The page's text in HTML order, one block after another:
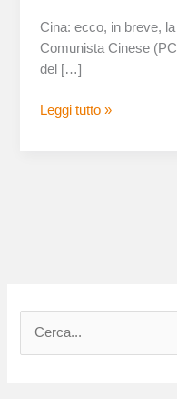
Cina: ecco, in breve,
Comunista Cinese
del […]
Leggi tutto »